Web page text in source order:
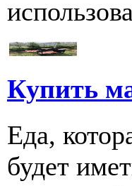
Купить
Еда,
будет